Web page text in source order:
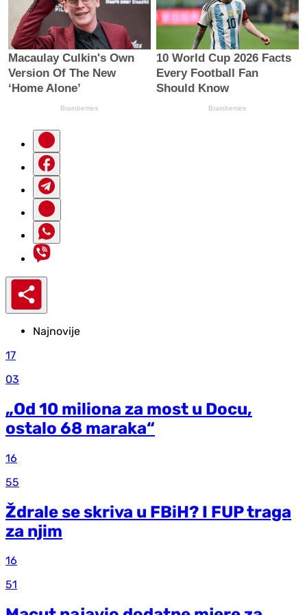
Najnovije
17
03
„Od 10 miliona za most u Docu,
ostalo 68 maraka“
16
55
Ždrale se skriva u FBiH? I FUP traga
za njim
16
51